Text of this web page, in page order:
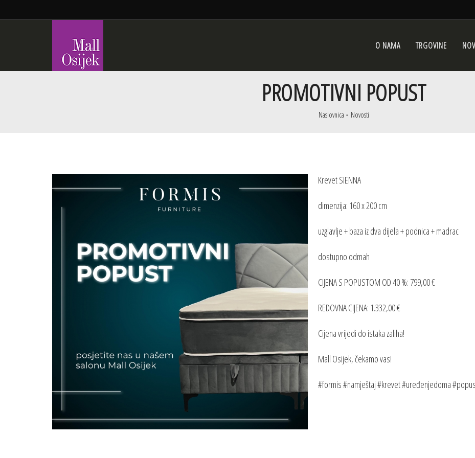
O NAMA TRGOVINE
PROMOTIVNI POPUST
Naslovnica Novosti
Krevet SIENNA
dimenzija: 160 x 200 cm
uzglavlje + baza iz dva dijela + podnica + madrac
dostupno odmah
CIJENA S POPUSTOM OD 40 %: 799,00 €
REDOVNA CIJENA: 1.332,00 €
Cijena vrijedi do istaka zaliha!
Mall Osijek, čekamo vas!
#formis #namještaj #krevet #uređenjedoma